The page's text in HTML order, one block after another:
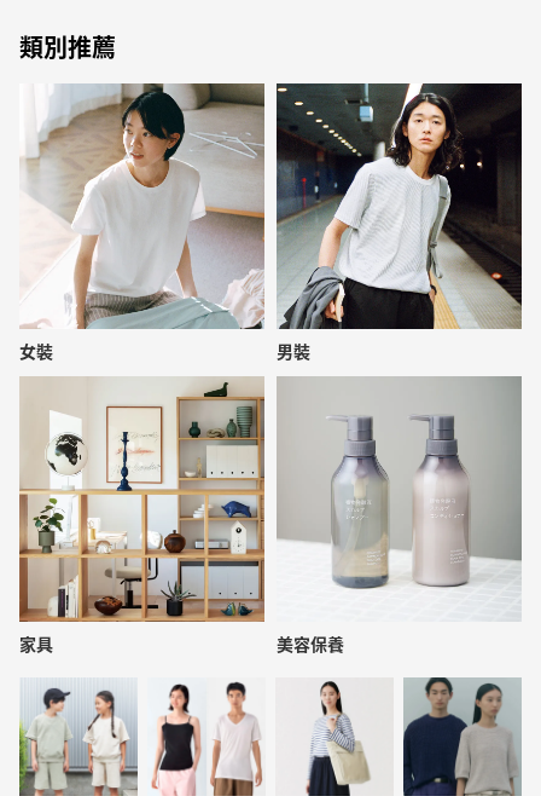
類別推薦
女裝 男裝
家具 美容保養